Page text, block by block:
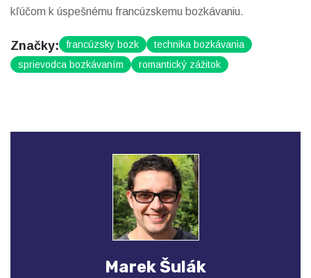
kľúčom k úspešnému francúzskemu bozkávaniu.
Značky: francúzsky bozk
technika bozkávania
sprievodca bozkávaním
romantický zážitok
Marek Šulák